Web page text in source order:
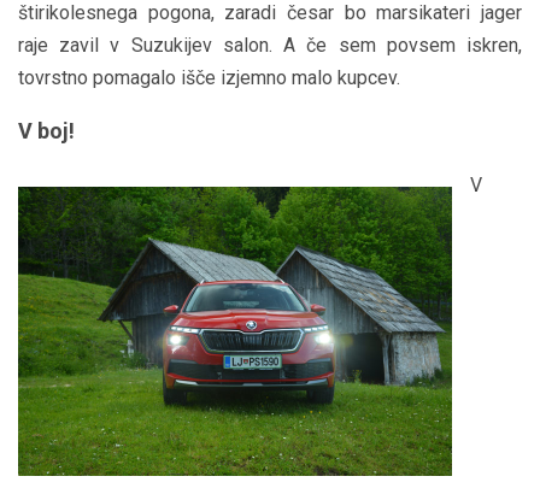
štirikolesnega pogona, zaradi česar bo marsikateri jager
raje zavil v Suzukijev salon. A če sem povsem iskren,
tovrstno pomagalo išče izjemno malo kupcev.
V boj!
V